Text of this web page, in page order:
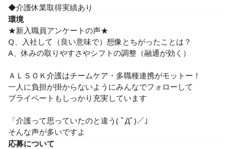
◆介護休業取得実績あり
環境
★新入職員アンケートの声★
Q、入社して（良い意味で）想像とちがったことは？
A、休みの取りやすさやシフトの調整（融通が効く）
ＡＬＳＯＫ介護はチームケア・多職種連携がモットー！
一人に負担が掛からないようにみんなでフォローして
プライベートもしっかり充実しています
「介護って思っていたのと違う( ﾟДﾟ)／」
そんな声が多いですよ
応募について